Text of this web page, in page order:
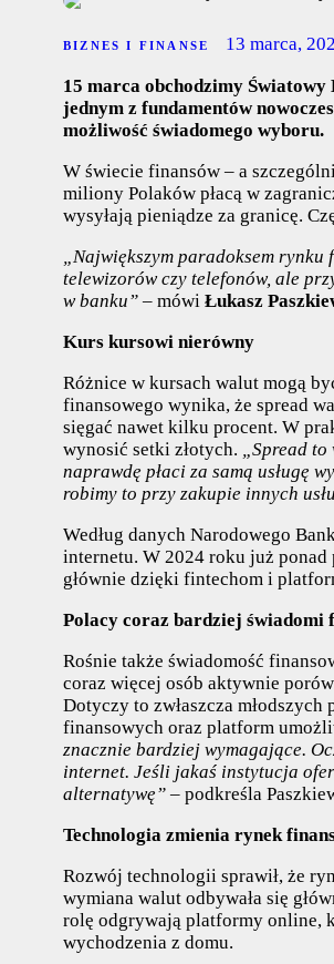
BIZNES I FINANSE 13 marca,
15 marca obchodzimy Światowy
jednym z fundamentów
możliwość świadomego wyboru.
W świecie finansów – a
miliony Polaków płacą w
wysyłają pieniądze za granicę.
„Największym paradoksem
telewizorów czy telefonów, ale
w banku” – mówi Łukasz
Kurs kursowi nierówny
Różnice w kursach walut mogą
finansowego wynika, że spread
sięgać nawet kilku procent. W
wynosić setki złotych.
„Spread
naprawdę płaci za samą usługę
robimy to przy zakupie innych
Według danych Narodowego
internetu. W 2024 roku już
głównie dzięki fintechom i
Polacy coraz bardziej świadomi
Rośnie także świadomość
coraz więcej osób aktywnie
Dotyczy to zwłaszcza
finansowych oraz platform
znacznie bardziej wymagające.
internet. Jeśli jakaś instytucja
alternatywę” – podkreśla
Technologia zmienia rynek
Rozwój technologii sprawił, że
wymiana walut odbywała się
rolę odgrywają platformy online,
wychodzenia z domu.